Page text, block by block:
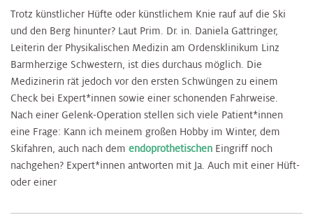
Trotz künstlicher Hüfte oder künstlichem Knie rauf auf die Ski
und den Berg hinunter? Laut Prim. Dr. in. Daniela Gattringer,
Leiterin der Physikalischen Medizin am Ordensklinikum Linz
Barmherzige Schwestern, ist dies durchaus möglich. Die
Medizinerin rät jedoch vor den ersten Schwüngen zu einem
Check bei Expert*innen sowie einer schonenden Fahrweise.
Nach einer Gelenk-Operation stellen sich viele Patient*innen
eine Frage: Kann ich meinem großen Hobby im Winter, dem
Skifahren, auch nach dem endoprothetischen Eingriff noch
nachgehen? Expert*innen antworten mit Ja. Auch mit einer Hüft-
oder einer